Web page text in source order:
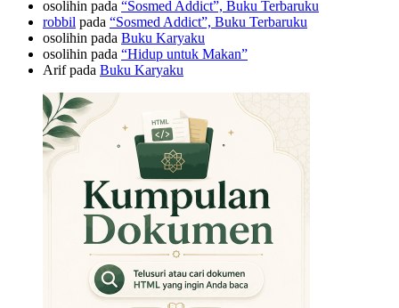
osolihin pada “Sosmed Addict”, Buku Terbaruku
robbil pada “Sosmed Addict”, Buku Terbaruku
osolihin pada Buku Karyaku
osolihin pada “Hidup untuk Makan”
Arifpada Buku Karyaku